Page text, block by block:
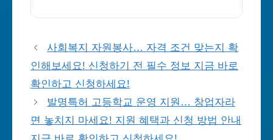
사회복지 자원봉사… 자격 조건 맞는지 확
인해보세요! 신청하기 전 필수 정보 지금 바로
확인하고 신청하세요!
발명특허 고등학교 운영 지원… 창업자라
면 놓치지 마세요! 지원 혜택과 신청 방법 안내